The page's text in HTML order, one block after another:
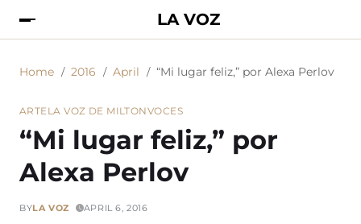
LA VOZ
Home 2016 April “Mi lugar feliz,” por Alexa Perlov
ARTELA VOZ DE MILTONVOCES
“Mi lugar feliz,” por
Alexa Perlov
BYLA VOZ APRIL 6, 2016